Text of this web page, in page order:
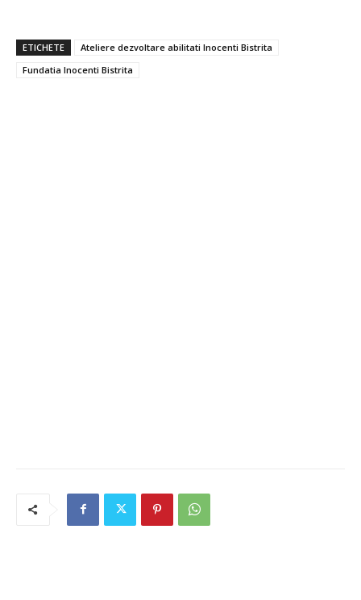
ETICHETE
Ateliere dezvoltare abilitati Inocenti Bistrita
Fundatia Inocenti Bistrita